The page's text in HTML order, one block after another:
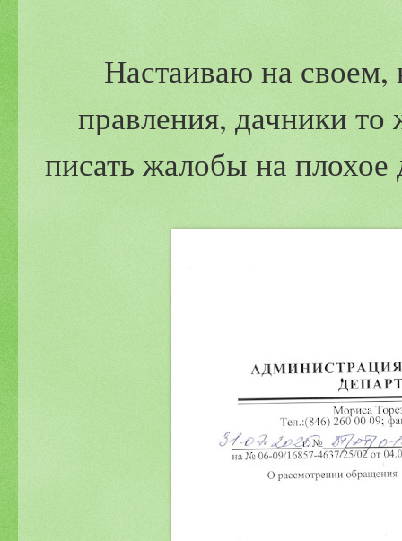
Настаиваю на своем,
правления, дачники то
писать жалобы на